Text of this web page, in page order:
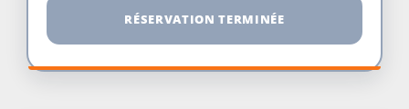
RÉSERVATION TERMINÉE